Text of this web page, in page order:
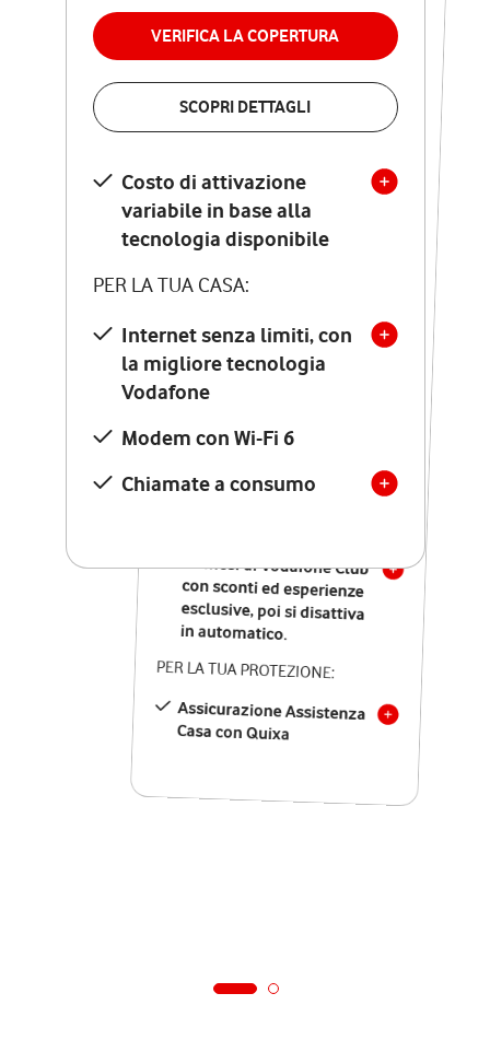
VERIFICA LA COPERTURA
SCOPRI DETTAGLI
Costo di attivazione
variabile in base alla
tecnologia disponibile
PER LA TUA CASA:
Internet senza limiti, con
la migliore tecnologia
Vodafone
Modem con Wi-Fi 6
Chiamate a consumo
permanenza
VERIFICA LA COPERTURA
Costo di attivazione
variabile in base alla
tecnologia disponibile
PER LA TUA CASA:
Internet senza limiti, con
la migliore tecnologia
Vodafone
Modem Seven con Wi-Fi 7
Chiamate illimitate verso
numeri fissi e mobili
nazionali
12 mesi di Vodafone Club
con sconti ed esperienze
esclusive, poi si disattiva
in automatico.
PER LA TUA PROTEZIONE:
Assicurazione Assistenza
Casa con Quixa